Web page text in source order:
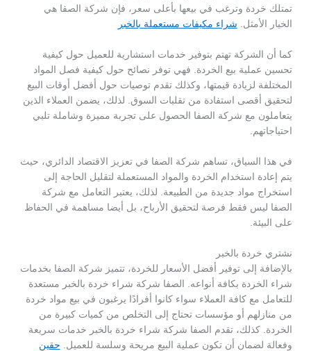
تمتلك خردة وترغب في بيعها بأعلى سعر، فإن شركة الصفا هي
الخيار الأمثل. شراء مكيفات مستعملة بالخبر
كما أن الشركة تهتم بتوفير خدمات استشارية للعميل حول كيفية
تحسين عملية بيع الخردة. فهي توفر نصائح حول كيفية فصل المواد
المختلفة لزيادة قيمتها، وكذلك تقدم توصيات حول أفضل أوقات البيع
لتحقيق أقصى استفادة من تقلبات السوق. لذلك، يضمن العملاء الذين
يتعاملون مع شركة الصفا الحصول على تجربة مميزة وشاملة تلبي
احتياجاتهم.
في هذا السياق، تساهم شركة الصفا في تعزيز الاقتصاد الدائري، حيث
يتم إعادة استخدام الخردة والمواد المستعملة لتقليل الحاجة إلى
استخراج مواد جديدة من الطبيعة. لذلك، يعتبر التعامل مع شركة
الصفا ليس فقط فرصة لتحقيق الأرباح، بل أيضا مساهمة في الحفاظ
على البيئة.
نشتري خردة بالخبر
بالإضافة إلى توفير أفضل الأسعار للخردة، تتميز شركة الصفا بخدمات
شراء الخردة بكافة أنواعه. الصفا شركة شراء خردة بالخبر مستعدة
للتعامل مع كافة العملاء سواء كانوا أفرادًا يرغبون في بيع مواد خردة
من منازلهم أو مؤسسات تحتاج إلى التخلص من كميات كبيرة من
الخردة. كذلك، تقدم الصفا شركة شراء خردة بالخبر خدمات سريعة
وفعالة لضمان أن تكون عملية البيع مريحة وسلسة للعميل. حقين